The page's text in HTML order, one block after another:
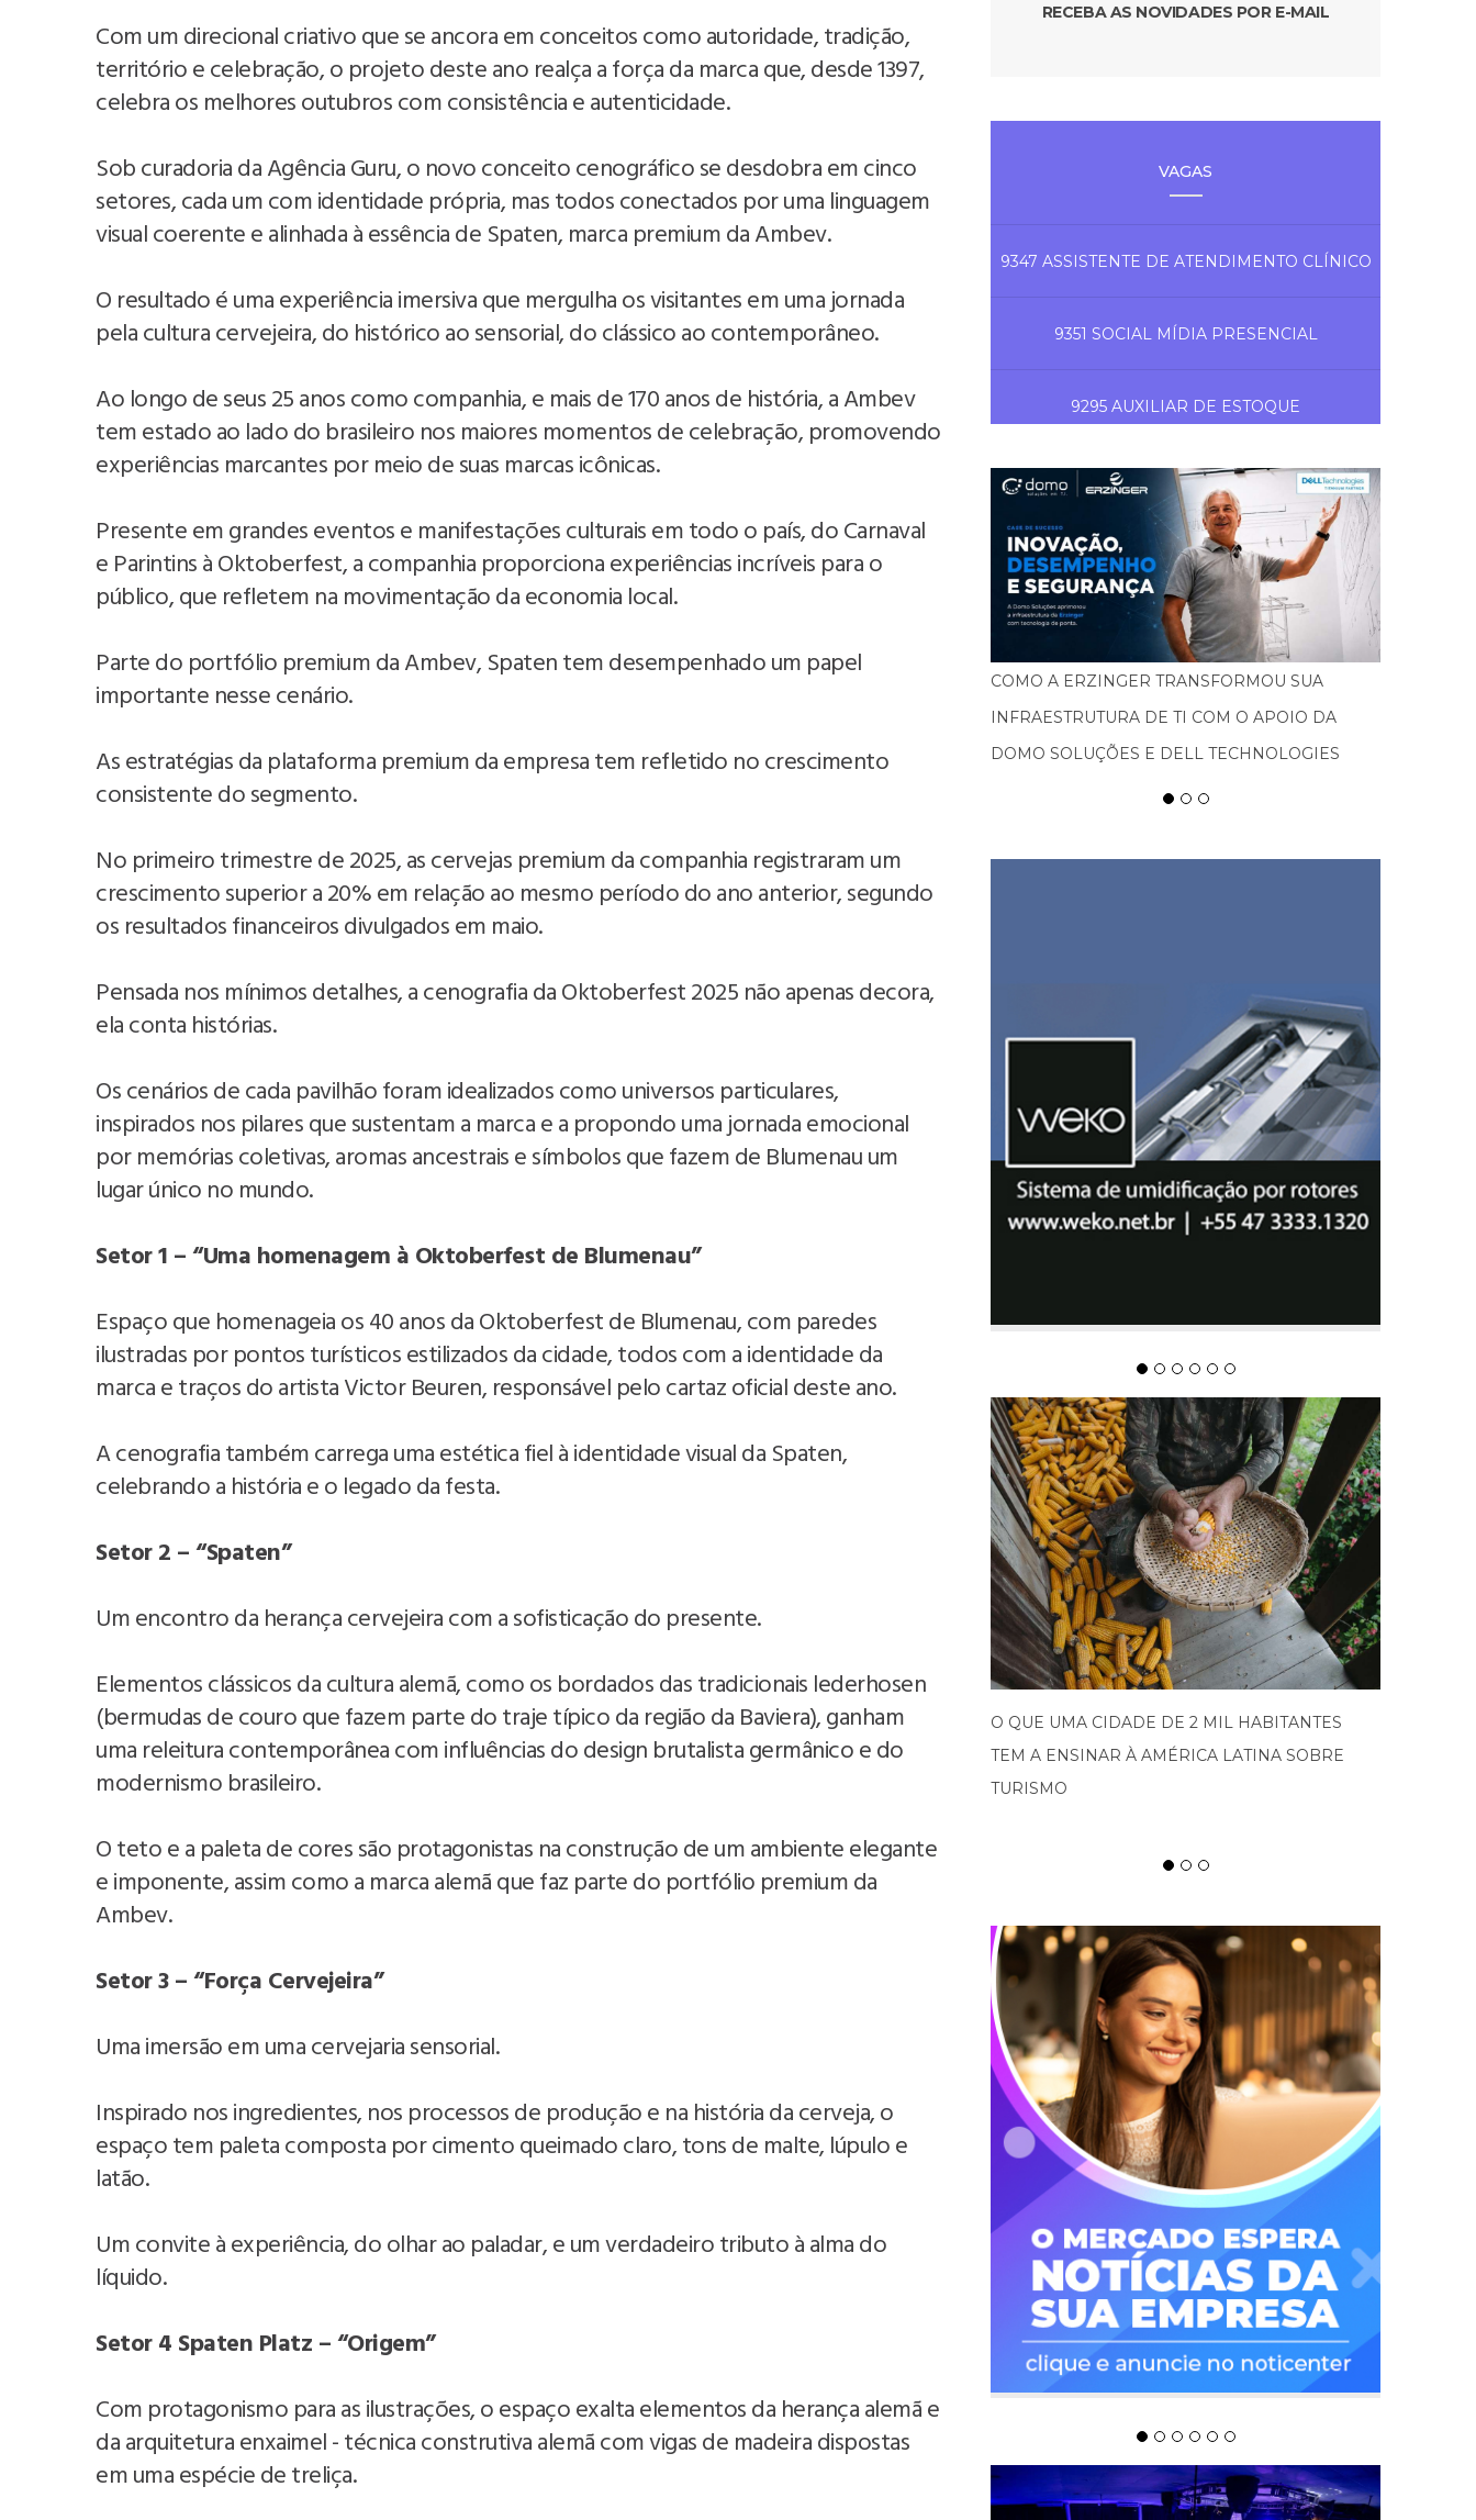
Com um direcional criativo que se ancora em conceitos como autoridade, tradição,
território e celebração, o projeto deste ano realça a força da marca que, desde 1397,
celebra os melhores outubros com consistência e autenticidade.
Sob curadoria da Agência Guru, o novo conceito cenográfico se desdobra em cinco
setores, cada um com identidade própria, mas todos conectados por uma linguagem
visual coerente e alinhada à essência de Spaten, marca premium da Ambev.
O resultado é uma experiência imersiva que mergulha os visitantes em uma jornada
pela cultura cervejeira, do histórico ao sensorial, do clássico ao contemporâneo.
Ao longo de seus 25 anos como companhia, e mais de 170 anos de história, a Ambev
tem estado ao lado do brasileiro nos maiores momentos de celebração, promovendo
experiências marcantes por meio de suas marcas icônicas.
Presente em grandes eventos e manifestações culturais em todo o país, do Carnaval
e Parintins à Oktoberfest, a companhia proporciona experiências incríveis para o
público, que refletem na movimentação da economia local.
Parte do portfólio premium da Ambev, Spaten tem desempenhado um papel
importante nesse cenário.
As estratégias da plataforma premium da empresa tem refletido no crescimento
consistente do segmento.
No primeiro trimestre de 2025, as cervejas premium da companhia registraram um
crescimento superior a 20% em relação ao mesmo período do ano anterior, segundo
os resultados financeiros divulgados em maio.
Pensada nos mínimos detalhes, a cenografia da Oktoberfest 2025 não apenas decora,
ela conta histórias.
Os cenários de cada pavilhão foram idealizados como universos particulares,
inspirados nos pilares que sustentam a marca e a propondo uma jornada emocional
por memórias coletivas, aromas ancestrais e símbolos que fazem de Blumenau um
lugar único no mundo.
Setor 1 – “Uma homenagem à Oktoberfest de Blumenau”
Espaço que homenageia os 40 anos da Oktoberfest de Blumenau, com paredes
ilustradas por pontos turísticos estilizados da cidade, todos com a identidade da
marca e traços do artista Victor Beuren, responsável pelo cartaz oficial deste ano.
A cenografia também carrega uma estética fiel à identidade visual da Spaten,
celebrando a história e o legado da festa.
Setor 2 – “Spaten”
Um encontro da herança cervejeira com a sofisticação do presente.
Elementos clássicos da cultura alemã, como os bordados das tradicionais lederhosen
(bermudas de couro que fazem parte do traje típico da região da Baviera), ganham
uma releitura contemporânea com influências do design brutalista germânico e do
modernismo brasileiro.
O teto e a paleta de cores são protagonistas na construção de um ambiente elegante
e imponente, assim como a marca alemã que faz parte do portfólio premium da
Ambev.
Setor 3 – “Força Cervejeira”
Uma imersão em uma cervejaria sensorial.
Inspirado nos ingredientes, nos processos de produção e na história da cerveja, o
espaço tem paleta composta por cimento queimado claro, tons de malte, lúpulo e
latão.
Um convite à experiência, do olhar ao paladar, e um verdadeiro tributo à alma do
líquido.
Setor 4 Spaten Platz – “Origem”
Com protagonismo para as ilustrações, o espaço exalta elementos da herança alemã e
da arquitetura enxaimel - técnica construtiva alemã com vigas de madeira dispostas
em uma espécie de treliça.
RECEBA AS NOVIDADES POR E-MAIL
VAGAS
9347 ASSISTENTE DE ATENDIMENTO CLÍNICO
9351 SOCIAL MÍDIA PRESENCIAL
9295 AUXILIAR DE ESTOQUE